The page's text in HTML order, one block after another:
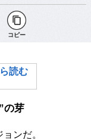
コピー
読む
の芽
ンだ。